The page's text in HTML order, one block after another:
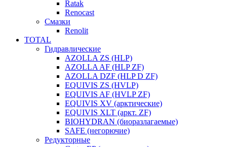
Ratak
Renocast
Смазки
Renolit
TOTAL
Гидравлические
AZOLLA ZS (HLP)
AZOLLA AF (HLP ZF)
AZOLLA DZF (HLP D ZF)
EQUIVIS ZS (HVLP)
EQUIVIS AF (HVLP ZF)
EQUIVIS XV (арктические)
EQUIVIS XLT (аркт. ZF)
BIOHYDRAN (биоразлагаемые)
SAFE (негорючие)
Редукторные